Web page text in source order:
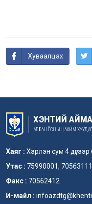
Хуваалцах
ХЭНТИЙ
АЛБАН ЁСНЫ ЦАХИМ ХУУДАС
Хаяг : Хэрлэн сум 4
Утас : 75990001, 70563111
Факс : 70562412
И-майл :